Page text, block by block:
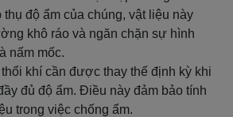
độ ẩm của chúng, vật liệu này
khô ráo và ngăn chặn sự hình
nấm mốc.
khí cần được thay thế định kỳ khi
đủ độ ẩm. Điều này đảm bảo tính
trong việc chống ẩm.